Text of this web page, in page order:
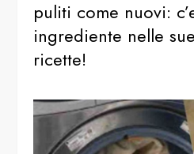
puliti come nuovi:
ingrediente nelle
ricette!